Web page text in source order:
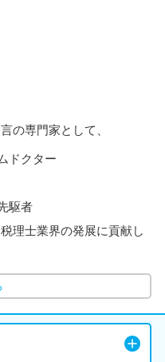
の専門家として、
ドクター
駆者
理士業界の発展に貢献し